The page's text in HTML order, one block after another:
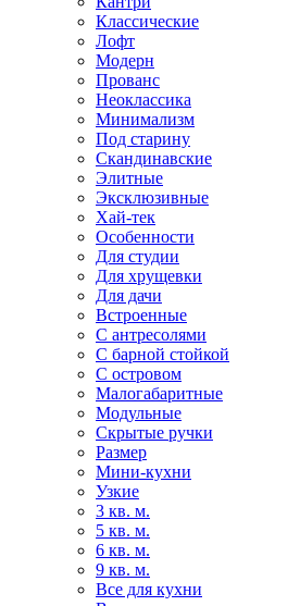
Классические
Лофт
Модерн
Прованс
Неоклассика
Минимализм
Под старину
Скандинавские
Элитные
Эксклюзивные
Хай-тек
Особенности
Для студии
Для хрущевки
Для дачи
Встроенные
С антресолями
С барной стойкой
С островом
Малогабаритные
Модульные
Скрытые ручки
Размер
Мини-кухни
Узкие
3 кв. м.
5 кв. м.
6 кв. м.
9 кв. м.
Все для кухни